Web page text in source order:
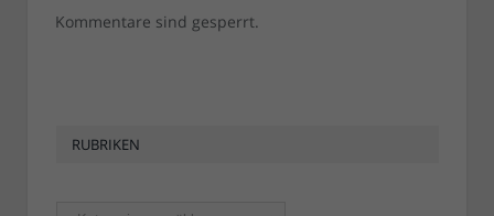
Kommentare sind gesperrt.
RUBRIKEN
Rubriken